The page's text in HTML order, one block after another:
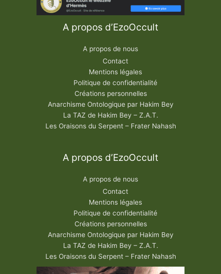
A propos d’EzoOccult
A propos de nous
Contact
Mentions légales
Politique de confidentialité
Créations personnelles
Anarchisme Ontologique par Hakim Bey
La TAZ de Hakim Bey – Z.A.T.
Les Oraisons du Serpent – Frater Nahash
A propos d’EzoOccult
A propos de nous
Contact
Mentions légales
Politique de confidentialité
Créations personnelles
Anarchisme Ontologique par Hakim Bey
La TAZ de Hakim Bey – Z.A.T.
Les Oraisons du Serpent – Frater Nahash